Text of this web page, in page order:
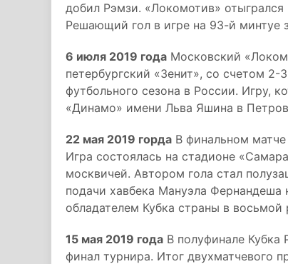
добил Рэмзи. «Локомотив»
Решающий гол в игре на 93-й минтуе
6 июля 2019 года Московский
петербургский «Зенит», со счетом 2-
футбольного сезона в России. Игру,
«Динамо» имени Льва Яшина в
22 мая 2019 горда В финальном
Игра состоялась на стадионе
москвичей. Автором гола стал
подачи хавбека Мануэла
обладателем Кубка страны в
15 мая 2019 года В полуфинале
финал турнира. Итог двухматчевого